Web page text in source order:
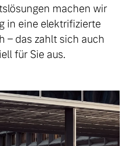
machen wir
in eine elektrifizierte
– das zahlt sich auch
für Sie aus.